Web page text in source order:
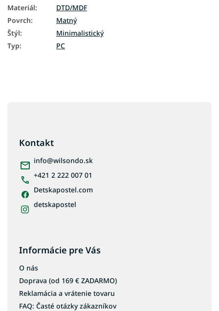
Materiál:
DTD/MDF
Povrch:
Matný
Štýl:
Minimalistický
Typ: PC
Kontakt
info@wilsondo.sk
+421 2 222 007 01
Detskapostel.com
detskapostel
Informácie pre Vás
O nás
Doprava (od 169 € ZADARMO)
Reklamácia a vrátenie tovaru
FAQ: Časté otázky zákazníkov